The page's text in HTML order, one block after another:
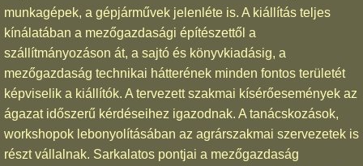
munkagépek, a gépjárművek jelenléte is. A kiállítás teljes
kínálatában a mezőgazdasági építészettől a
szállítmányozáson át, a sajtó és könyvkiadásig, a
mezőgazdaság technikai hátterének minden fontos területét
képviselik a kiállítók. A tervezett szakmai kísérőesemények az
ágazat időszerű kérdéseihez igazodnak. A tanácskozások,
workshopok lebonyolításában az agrárszakmai szervezetek is
részt vállalnak. Sarkalatos pontjai a mezőgazdaság